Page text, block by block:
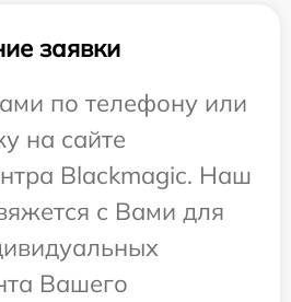
заявки
по телефону или
на сайте
Blackmagic. Наш
с Вами для
Вашего